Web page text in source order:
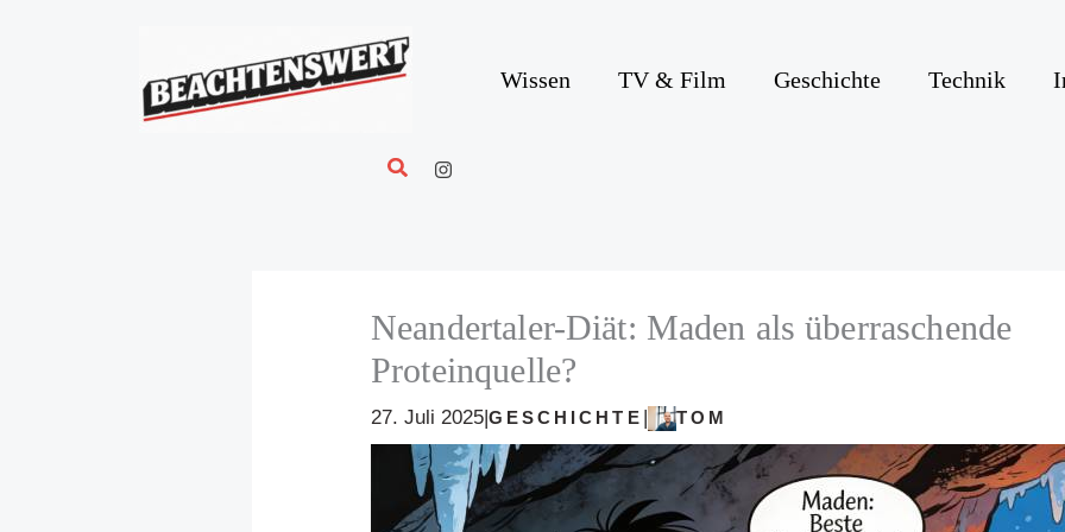
Wissen TV & Film Geschichte Technik
Suchen
Neandertaler-Diät: Maden als überraschende
Proteinquelle?
27. Juli 2025|GESCHICHTE | TOM